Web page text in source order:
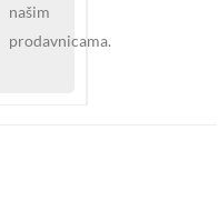
našim
prodavnicama.